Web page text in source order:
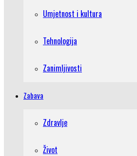
Umjetnost i kultura
Tehnologija
Zanimljivosti
Zabava
Zdravlje
Život